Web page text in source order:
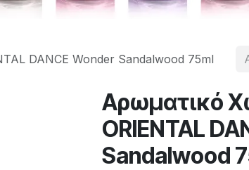
DANCE Wonder Sandalwood 75ml
Αρωματικό
ORIENTAL
Sandalwood